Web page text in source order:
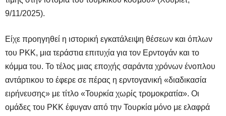
9/11/2025).
Είχε προηγηθεί η ιστορική εγκατάλειψη θέσεων και όπλων
του PKK, μια τεράστια επιτυχία για τον Ερντογάν και το
κόμμα του. Το τέλος μιας εποχής σαράντα χρόνων ένοπλου
αντάρτικου το έφερε σε πέρας η ερντογανική «διαδικασία
ειρήνευσης» με τίτλο «Τουρκία χωρίς τρομοκρατία». Οι
ομάδες του PKK έφυγαν από την Τουρκία μόνο με ελαφρά